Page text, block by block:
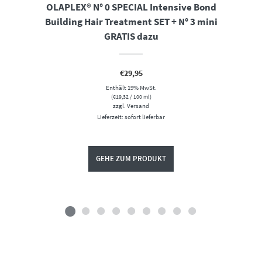
OLAPLEX® N° 0 SPECIAL Intensive Bond
Building Hair Treatment SET + N° 3 mini
GRATIS dazu
€29,95
Enthält 19% MwSt.
(€19,32/ 100 ml)
zzgl.Versand
Lieferzeit: sofort lieferbar
GEHE ZUM PRODUKT